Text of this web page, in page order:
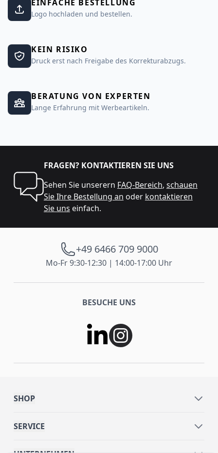
EINFACHE BESTELLUNG
Logo hochladen und bestellen.
KEIN RISIKO
Druck erst nach Freigabe des Korrekturabzugs.
BERATUNG VON EXPERTEN
Lange Erfahrung mit Werbeartikeln.
FRAGEN? KONTAKTIEREN SIE UNS
Sehen Sie unserern FAQ-Bereich, schauen
Sie Ihre Bestellung an oder kontaktieren
Sie uns einfach.
+49 6466 709 9000
Mo-Fr 9:30-12:30 | 14:00-17:00 Uhr
BESUCHE UNS
SHOP
SERVICE